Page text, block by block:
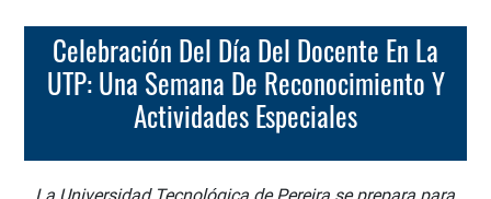
Celebración Del Día Del Docente En La
UTP: Una Semana De Reconocimiento Y
Actividades Especiales